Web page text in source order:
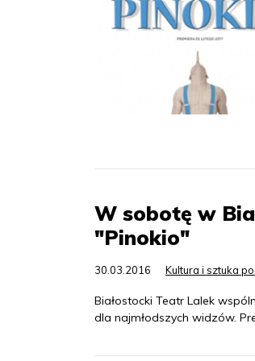
W sobotę w
"Pinokio"
30.03.2016 Kultura i sztuka
Białostocki Teatr Lalek
dla najmłodszych widzów.